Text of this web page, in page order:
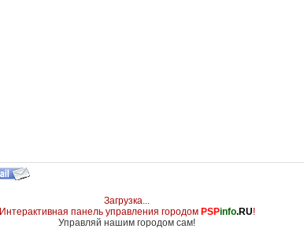
Загрузка...
Интерактивная панель управления городом PSPinfo.RU!
Управляй нашим городом сам!